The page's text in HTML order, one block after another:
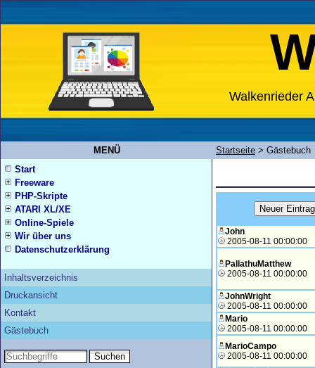
Walkenrieder
MENÜ Startseite > Gästebuch
Start
Freeware
PHP-Skripte
ATARI XL/XE
Online-Spiele
Wir über uns
Datenschutzerklärung
Inhaltsverzeichnis
Druckansicht
Kontakt
Gästebuch
John
2005-08-11 00:00:00
PallathuMatthew
2005-08-11 00:00:00
JohnWright
2005-08-11 00:00:00
Mario
2005-08-11 00:00:00
MarioCampo
2005-08-11 00:00:00